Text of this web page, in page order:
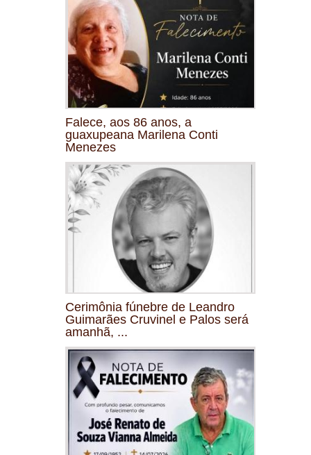
Falece, aos 86 anos, a
guaxupeana Marilena Conti
Menezes
Cerimônia fúnebre de Leandro
Guimarães Cruvinel e Palos será
amanhã, ...